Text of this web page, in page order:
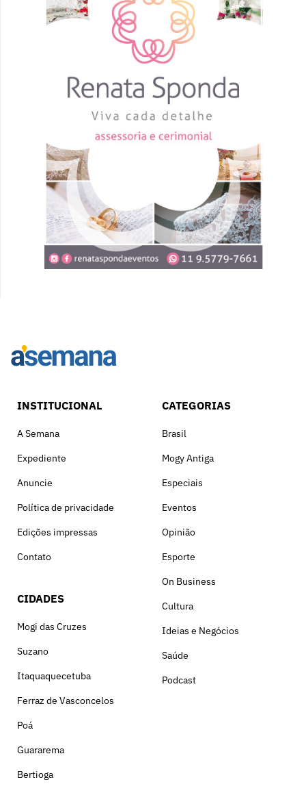
INSTITUCIONAL
A Semana
Expediente
Anuncie
Política de privacidade
Edições impressas
Contato
CIDADES
Mogi das Cruzes
Suzano
Itaquaquecetuba
Ferraz de Vasconcelos
Poá
Guararema
Bertioga
CATEGORIAS
Brasil
Mogy Antiga
Especiais
Eventos
Opinião
Esporte
On Business
Cultura
Ideias e Negócios
Saúde
Podcast